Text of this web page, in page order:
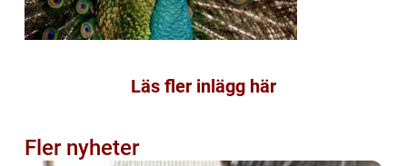
Läs fler inlägg här
Fler nyheter